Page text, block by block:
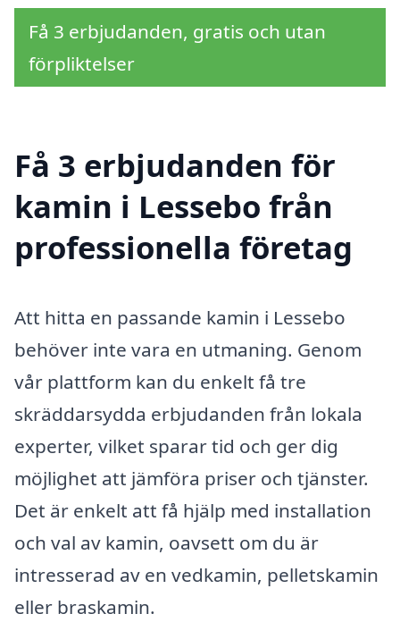
Få 3 erbjudanden, gratis och utan
förpliktelser
Få 3 erbjudanden för
kamin i Lessebo från
professionella företag
Att hitta en passande kamin i Lessebo
behöver inte vara en utmaning. Genom
vår plattform kan du enkelt få tre
skräddarsydda erbjudanden från lokala
experter, vilket sparar tid och ger dig
möjlighet att jämföra priser och tjänster.
Det är enkelt att få hjälp med installation
och val av kamin, oavsett om du är
intresserad av en vedkamin, pelletskamin
eller braskamin.